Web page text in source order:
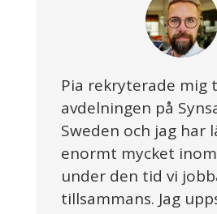
Pia rekryterade mig
avdelningen på
Sweden och jag har
enormt mycket inom
under den tid vi
tillsammans. Jag